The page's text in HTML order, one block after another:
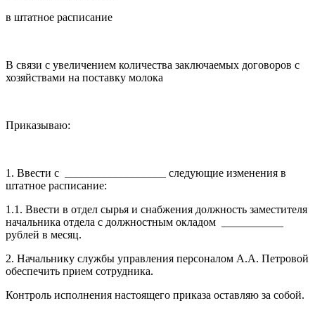
в штатное расписание
В связи с увеличением количества заключаемых договоров с
хозяйствами на поставку молока
Приказываю:
1. Ввести с __________________ следующие изменения в
штатное расписание:
1.1. Ввести в отдел сырья и снабжения должность заместителя
начальника отдела с должностным окладом ___________
рублей в месяц.
2. Начальнику службы управления персоналом А.А. Петровой
обеспечить прием сотрудника.
Контроль исполнения настоящего приказа оставляю за собой.